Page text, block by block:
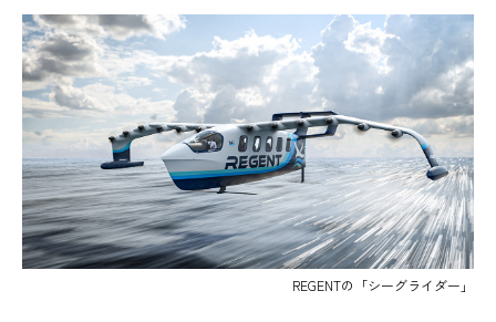
REGENTの「シーグライダー」